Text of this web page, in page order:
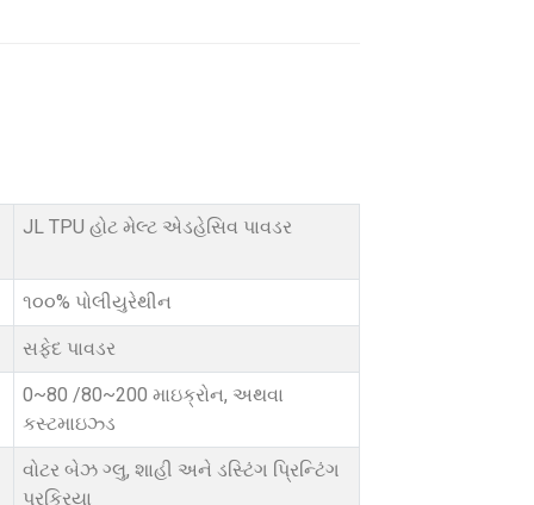
JL TPU હોટ મેલ્ટ એડહેસિવ પાવડર
૧૦૦% પોલીયુરેથીન
સફેદ પાવડર
0~80 /80~200 માઇક્રોન, અથવા
કસ્ટમાઇઝ્ડ
વોટર બેઝ ગ્લુ, શાહી અને ડસ્ટિંગ પ્રિન્ટિંગ
પ્રક્રિયા